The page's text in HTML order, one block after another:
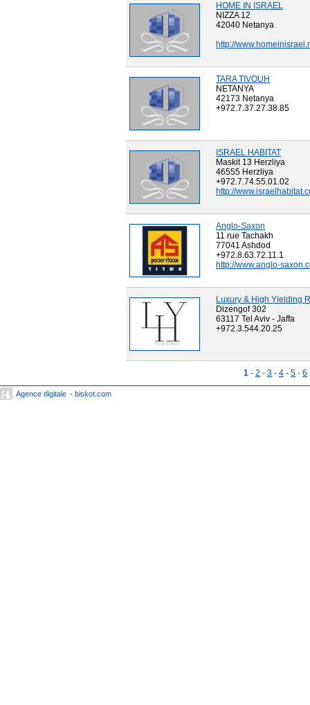
HOME IN ISRAEL
NIZZA 12
42040 Netanya
http://
TARA TIVOUH
NETANYA
42173 Netanya
+972.7.37.27.38.85
ISRAEL HABITAT
Maskit 13 Herzliya
46555 Herzliya
+972.7.74.55.01.02
http://
Anglo-Saxon
11 rue Tachakh
77041 Ashdod
+972.8.63.72.11.1
http://www.anglo-
Luxury & High Yielding
Dizengof 302
63117 Tel Aviv - Jaffa
+972.3.544.20.25
1 - 2 - 3 - 4 - 5 - 6
Agence digitale - biskot.com